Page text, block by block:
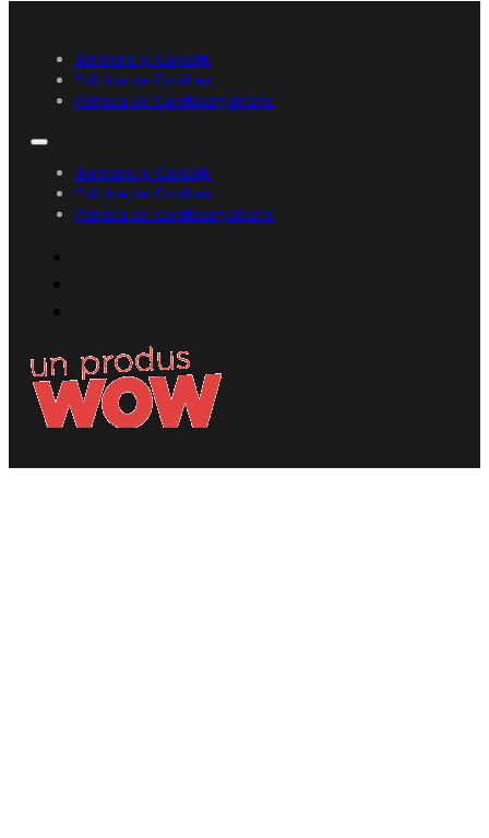
Termene și Condiții
Politica de Cookies
Politica de Confidențialitate
Termene și Condiții
Politica de Cookies
Politica de Confidențialitate